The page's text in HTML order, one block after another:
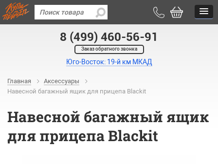
8 (499) 460-56-91
Заказ обратного звонка
Юго-Восток: 19-й км МКАД
Главная
Аксессуары
Навесной багажный ящик для прицепа Blackit
Навесной багажный ящик
для прицепа Blackit